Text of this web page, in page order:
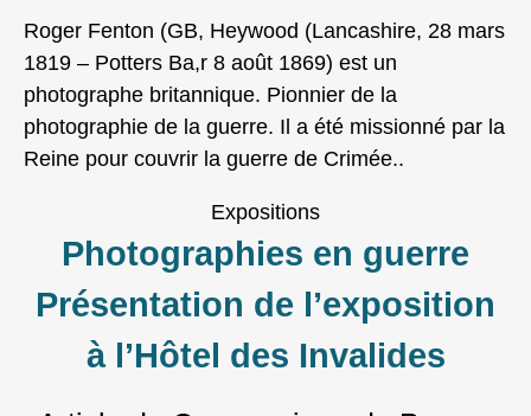
Roger Fenton (GB, Heywood (Lancashire, 28 mars
1819 – Potters Ba,r 8 août 1869) est un
photographe britannique. Pionnier de la
photographie de la guerre. Il a été missionné par la
Reine pour couvrir la guerre de Crimée..
Expositions
Photographies en guerre
Présentation de l’exposition
à l’Hôtel des Invalides